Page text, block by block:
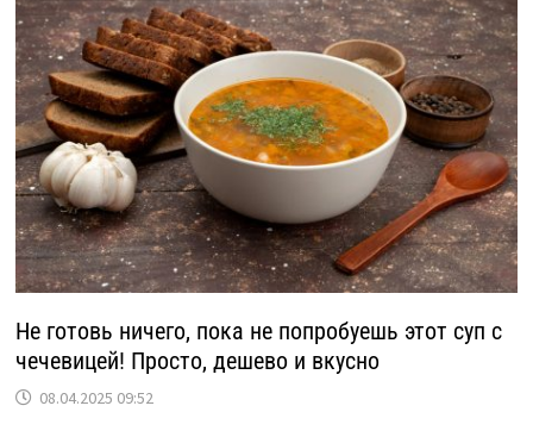
Не готовь ничего, пока не попробуешь этот суп с
чечевицей! Просто, дешево и вкусно
08.04.2025 09:52